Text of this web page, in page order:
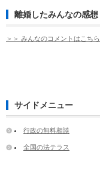
離婚したみんなの感想
＞＞ みんなのコメントはこちら
サイドメニュー
行政の無料相談
全国の法テラス